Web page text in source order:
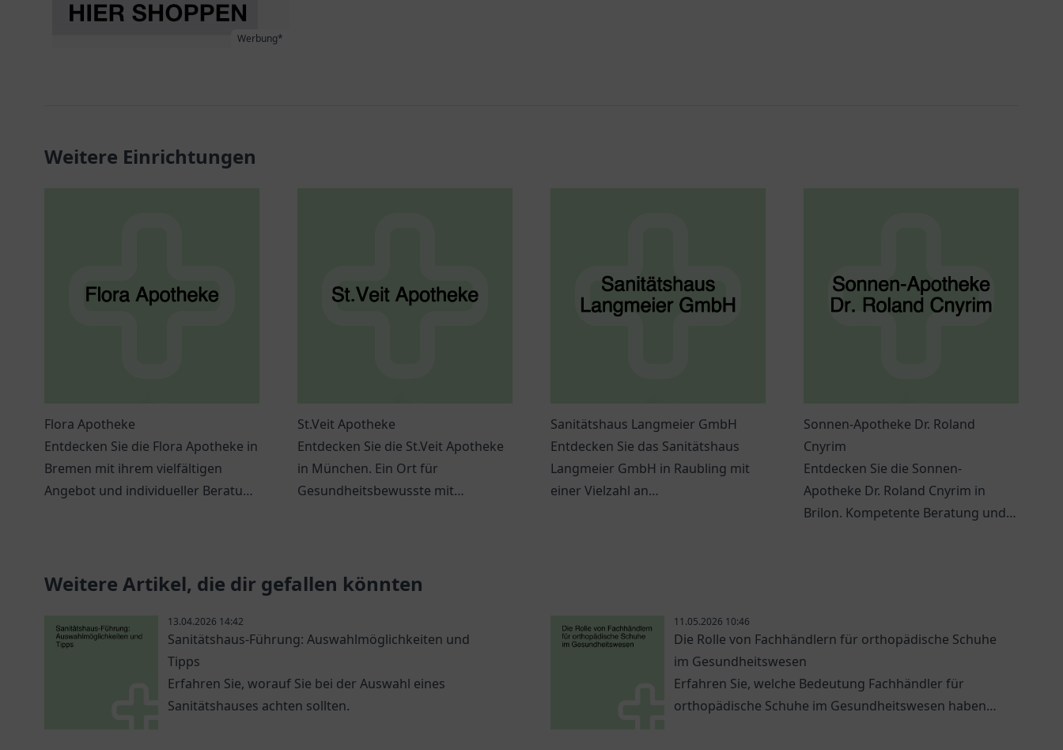
Werbung*
Weitere Einrichtungen
Flora Apotheke
Entdecken Sie die Flora Apotheke in
Bremen mit ihrem vielfältigen
Angebot und individueller Beratung
St.Veit Apotheke
Entdecken Sie die St.Veit Apotheke
in München. Ein Ort für
Gesundheitsbewusste mit
Sanitätshaus Langmeier GmbH
Entdecken Sie das Sanitätshaus
Langmeier GmbH in Raubling mit
einer Vielzahl an
Sonnen-Apotheke Dr. Roland
Cnyrim
Entdecken Sie die Sonnen-
Apotheke Dr. Roland Cnyrim in
Brilon. Kompetente Beratung und
Weitere Artikel, die dir gefallen könnten
13.04.2026 14:42
Sanitätshaus-Führung: Auswahlmöglichkeiten und
Tipps
Erfahren Sie, worauf Sie bei der Auswahl eines
Sanitätshauses achten sollten.
11.05.2026 10:46
Die Rolle von Fachhändlern für orthopädische Schuhe
im Gesundheitswesen
Erfahren Sie, welche Bedeutung Fachhändler für
orthopädische Schuhe im Gesundheitswesen haben